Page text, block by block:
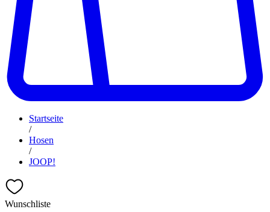
Startseite
/
Hosen
/
JOOP!
Wunschliste